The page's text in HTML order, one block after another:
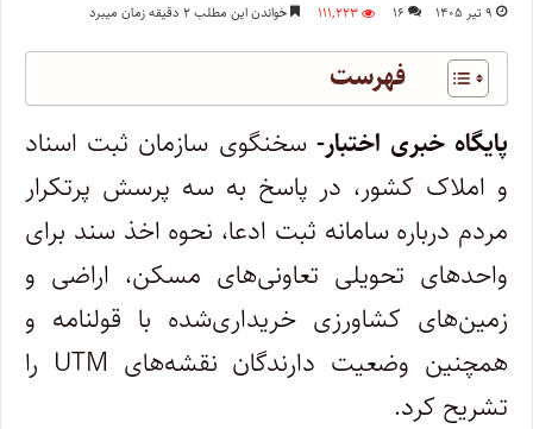
۹ تیر ۱۴۰۵ ۱۶ ۱۱۱,۲۲۳ خواندن این مطلب ۲ دقیقه زمان میبرد
فهرست
پایگاه خبری اختبار- سخنگوی سازمان ثبت اسناد
و املاک کشور، در پاسخ به سه پرسش پرتکرار
مردم درباره سامانه ثبت ادعا، نحوه اخذ سند برای
واحد‌های تحویلی تعاونی‌های مسکن، اراضی و
زمین‌های کشاورزی خریداری‌شده با قولنامه و
همچنین وضعیت دارندگان نقشه‌های UTM را
تشریح کرد.